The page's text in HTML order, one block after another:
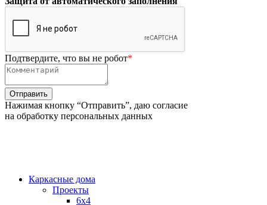
Подтвердите, что вы не робот*
Нажимая кнопку “Отправить”, даю согласие
на обработку персональных данных
Каркасные дома
Проекты
6х4